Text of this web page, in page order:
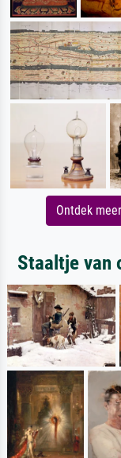
Ontdek
Staaltje van